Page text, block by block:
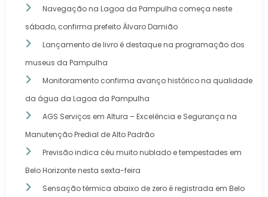
Navegação na Lagoa da Pampulha começa neste
sábado, confirma prefeito Álvaro Damião
Lançamento de livro é destaque na programação dos
museus da Pampulha
Monitoramento confirma avanço histórico na qualidade
da água da Lagoa da Pampulha
AGS Serviços em Altura – Excelência e Segurança na
Manutenção Predial de Alto Padrão
Previsão indica céu muito nublado e tempestades em
Belo Horizonte nesta sexta-feira
Sensação térmica abaixo de zero é registrada em Belo